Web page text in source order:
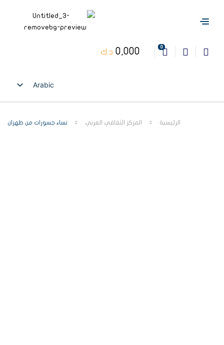
0
0,000 د.ك
Arabic
English
الرئيسية المركز الثقافي العربي نساء جسورات من طهران